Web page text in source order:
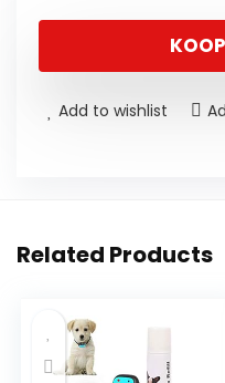
Add to wishlist
Related Products